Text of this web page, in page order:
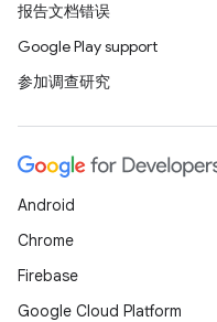
报告文档错误
Google Play support
参加调查研究
Android
Chrome
Firebase
Google Cloud Platform